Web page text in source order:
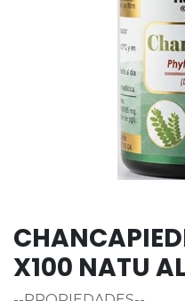
X100 NATU